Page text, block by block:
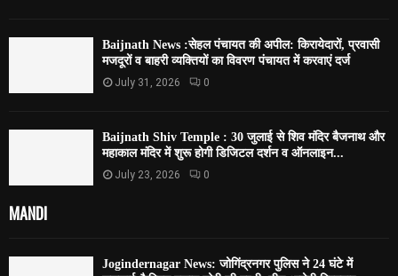
Baijnath News :सेहल पंचायत की अपील: किरायेदारों, प्रवासी
मजदूरों व बाहरी व्यक्तियों का विवरण पंचायत में करवाएं दर्ज
July 31, 2026 0
Baijnath Shiv Temple : 30 जुलाई से शिव मंदिर बैजनाथ और
महाकाल मंदिर में शुरू होगी डिजिटल दर्शन व ऑनलाइन...
July 23, 2026 0
MANDI
Jogindernagar News: जोगिंद्रनगर पुलिस ने 24 घंटे में